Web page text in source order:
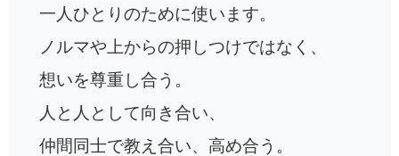
一人ひとりのために使います。
ノルマや上からの押しつけではなく、
想いを尊重し合う。
人と人として向き合い、
仲間同士で教え合い、高め合う。